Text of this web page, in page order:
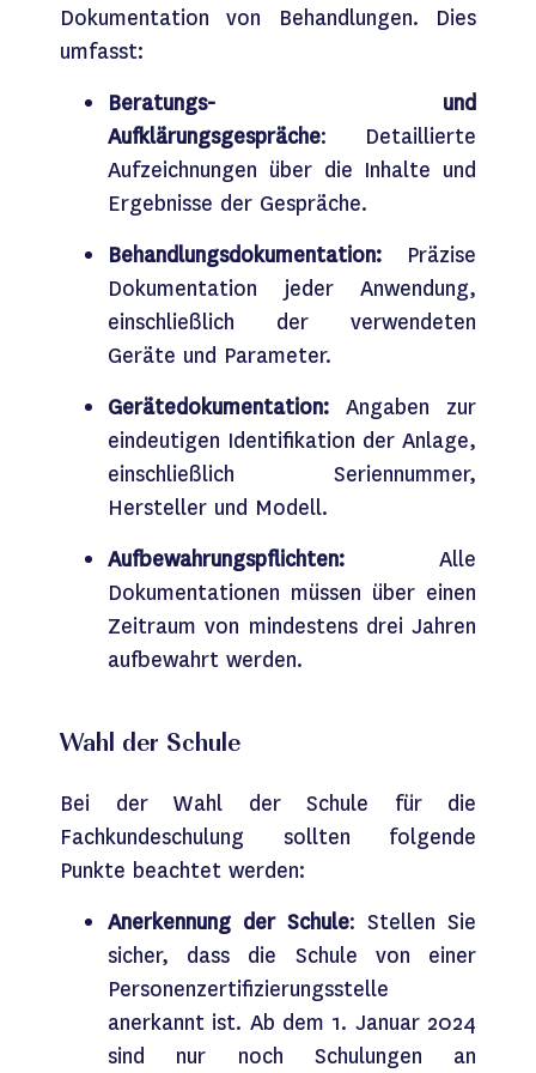
Dokumentation von Behandlungen. Dies
umfasst:
Beratungs- und
Aufklärungsgespräche: Detaillierte
Aufzeichnungen über die Inhalte und
Ergebnisse der Gespräche.
Behandlungsdokumentation: Präzise
Dokumentation jeder Anwendung,
einschließlich der verwendeten
Geräte und Parameter.
Gerätedokumentation: Angaben zur
eindeutigen Identifikation der Anlage,
einschließlich Seriennummer,
Hersteller und Modell.
Aufbewahrungspflichten: Alle
Dokumentationen müssen über einen
Zeitraum von mindestens drei Jahren
aufbewahrt werden.
Wahl der Schule
Bei der Wahl der Schule für die
Fachkundeschulung sollten folgende
Punkte beachtet werden:
Anerkennung der Schule: Stellen Sie
sicher, dass die Schule von einer
Personenzertifizierungsstelle
anerkannt ist. Ab dem 1. Januar 2024
sind nur noch Schulungen an